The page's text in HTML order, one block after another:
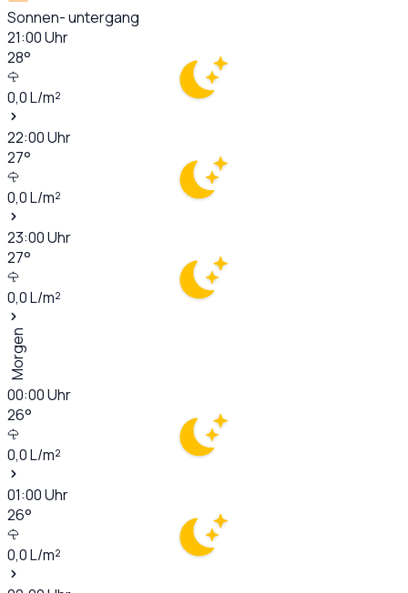
Sonnen- untergang
21:00Uhr
28°
0,0L/m²
22:00Uhr
27°
0,0L/m²
23:00Uhr
27°
0,0L/m²
Morgen
00:00Uhr
26°
0,0L/m²
01:00Uhr
26°
0,0L/m²